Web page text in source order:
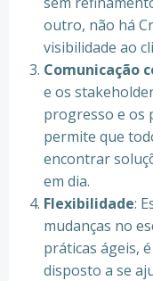
outro, não há
visibilidade ao
Comunicação
e os
progresso e os
permite que
encontrar
em dia.
Flexibilidade:
mudanças no
práticas ágeis,
disposto a se